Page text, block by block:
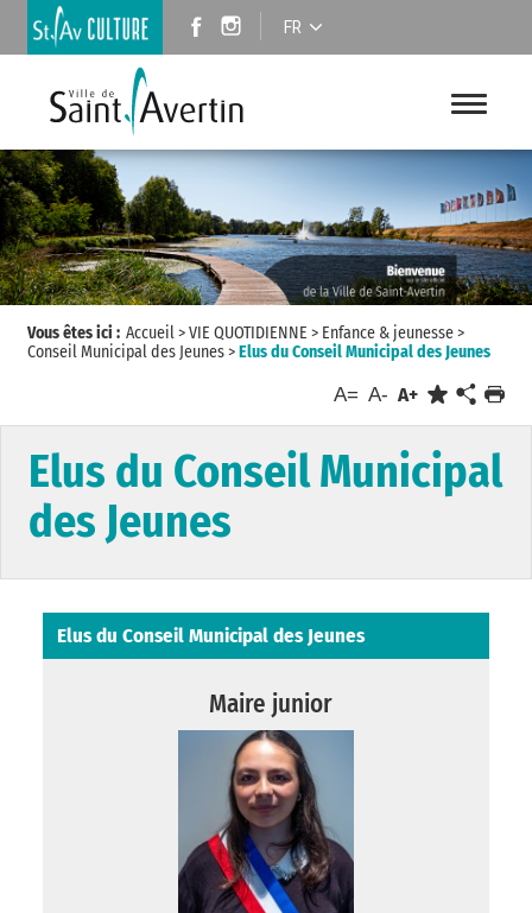
FR
Vous êtes ici : Accueil>VIE QUOTIDIENNE > Enfance & jeunesse>
Conseil Municipal des Jeunes>Elus du Conseil Municipal des Jeunes
A= A- A+
Elus du Conseil Municipal
des Jeunes
Elus du Conseil Municipal des Jeunes
Maire junior